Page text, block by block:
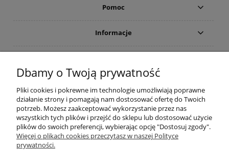
Pomoc
Informacje
PRODUCENCI
Popularne kategorie
Dbamy o Twoją prywatność
Pliki cookies i pokrewne im technologie umożliwiają poprawne
działanie strony i pomagają nam dostosować ofertę do Twoich
potrzeb. Możesz zaakceptować wykorzystanie przez nas
wszystkich tych plików i przejść do sklepu lub dostosować użycie
plików do swoich preferencji, wybierając opcję "Dostosuj zgody".
Więcej o plikach cookies przeczytasz w naszej Polityce
prywatności.